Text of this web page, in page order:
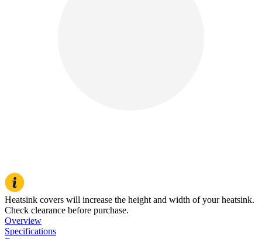
Heatsink covers will increase the height and width of your heatsink.
Check clearance before purchase.
Overview
Specifications